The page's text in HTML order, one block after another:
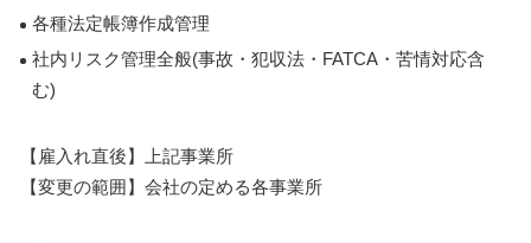
各種法定帳簿作成管理
社内リスク管理全般(事故・犯収法・FATCA・苦情対応含
む)
【雇入れ直後】上記事業所
【変更の範囲】会社の定める各事業所